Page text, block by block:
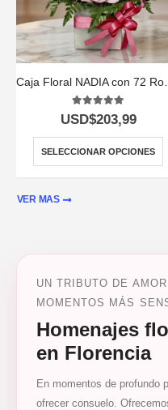
5.00out of 5
USD$203,99
SELECCIONAR OPCIONES
VER MAS
UN TRIBUTO DE
MOMENTOS MÁS
Homenajes
en Florencia
En momentos de profundo
ofrecer consuelo.